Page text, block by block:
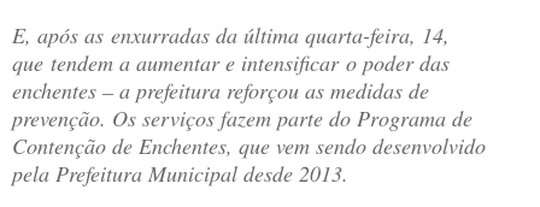
E, após as enxurradas da última quarta-feira, 14,
que tendem a aumentar e intensificar o poder das
enchentes – a prefeitura reforçou as medidas de
prevenção. Os serviços fazem parte do Programa de
Contenção de Enchentes, que vem sendo desenvolvido
pela Prefeitura Municipal desde 2013.